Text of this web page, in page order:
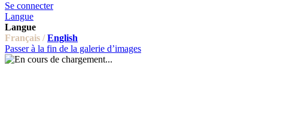
Se connecter
Langue
Langue
Français / English
Passer à la fin de la galerie d’images